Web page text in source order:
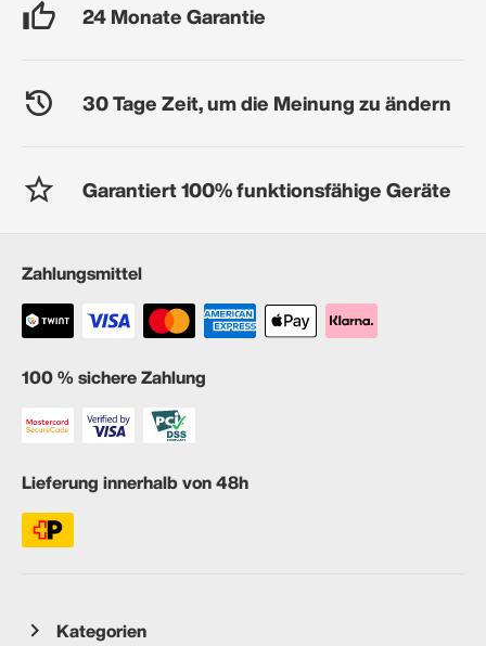
24 Monate Garantie
30 Tage Zeit, um die Meinung zu ändern
Garantiert 100% funktionsfähige Geräte
Zahlungsmittel
100 % sichere Zahlung
Lieferung innerhalb von 48h
Kategorien